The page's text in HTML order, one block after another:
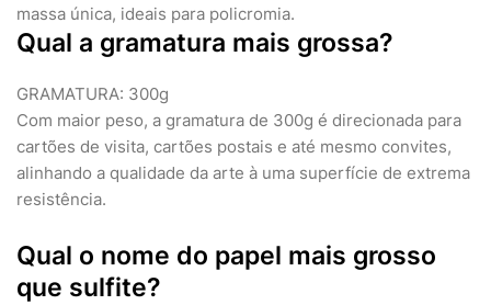
massa única, ideais para policromia.
Qual a gramatura mais grossa?
GRAMATURA: 300g
Com maior peso, a gramatura de 300g é direcionada para
cartões de visita, cartões postais e até mesmo convites,
alinhando a qualidade da arte à uma superfície de extrema
resistência.
Qual o nome do papel mais grosso
que sulfite?